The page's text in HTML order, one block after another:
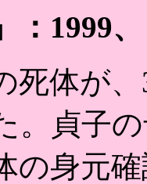
：1999
死体が
。貞子
の身元